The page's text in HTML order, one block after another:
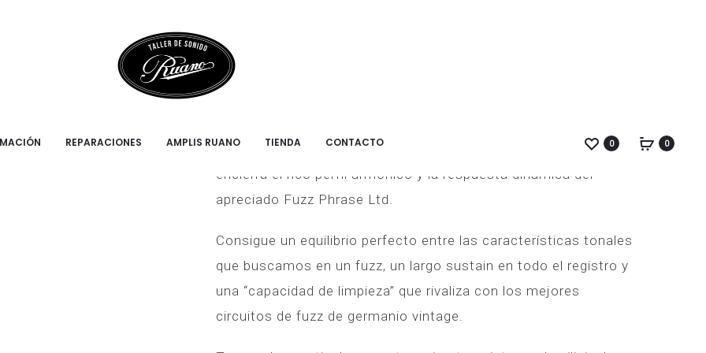
REPARACIONES AMPLIS RUANO TIENDA CONTACTO 0 0
FUZZ PHRASE SI JAM PEDALS
Inspirado en su predecesor de germanio, el Fuzz Phrase Si
encierra el rico perfil armónico y la respuesta dinámica del
apreciado Fuzz Phrase Ltd.
Consigue un equilibrio perfecto entre las características tonales
que buscamos en un fuzz, un largo sustain en todo el registro y
una “capacidad de limpieza” que rivaliza con los mejores
circuitos de fuzz de germanio vintage.